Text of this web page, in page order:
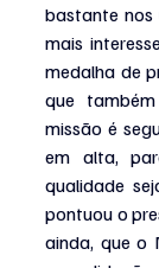
bastante
mais
medalha de
que
missão é
em alta,
qualidade
pontuou o
ainda, que o